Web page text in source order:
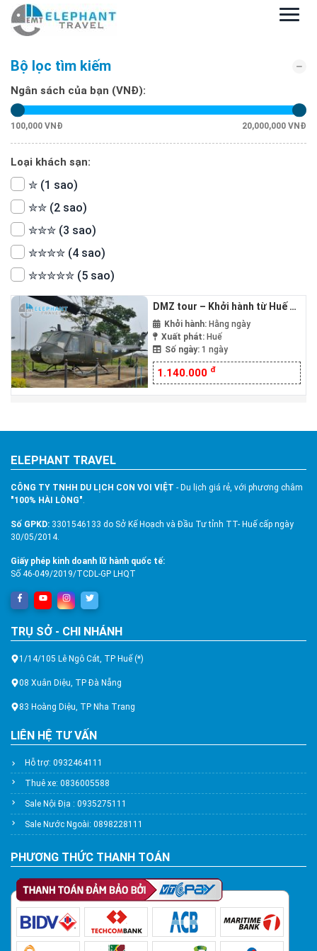
DMZ tour – Khởi hành từ Huế 1
NgàyKhởi hành: Hằng ngày
Xuất phát: Huế
Số ngày: 1 ngày
1.140.000 đ
Bộ lọc tìm kiếm
Ngân sách của bạn (VNĐ):
100,000 VNĐ 20,000,000 VNĐ
Loại khách sạn:
✮ (1 sao)
✮✮ (2 sao)
✮✮✮ (3 sao)
✮✮✮✮ (4 sao)
✮✮✮✮✮ (5 sao)
ELEPHANT TRAVEL
CÔNG TY TNHH DU LỊCH CON VOI VIỆT - Du lịch giá rẻ, với phương châm
"100% HÀI LÒNG".
Số GPKD: 3301546133 do Sở Kế Hoạch và Đầu Tư tỉnh TT- Huế cấp ngày
30/05/2014.
Giấy phép kinh doanh lữ hành quốc tế:
Số 46-049/2019/TCDL-GP LHQT
TRỤ SỞ - CHI NHÁNH
1/14/105 Lê Ngô Cát, TP Huế (*)
08 Xuân Diệu, TP Đà Nẵng
83 Hoàng Diệu, TP Nha Trang
LIÊN HỆ TƯ VẤN
Hỗ trợ: 0932464111
Thuê xe: 0836005588
Sale Nội Địa : 0935275111
Sale Nước Ngoài: 0898228111
PHƯƠNG THỨC THANH TOÁN